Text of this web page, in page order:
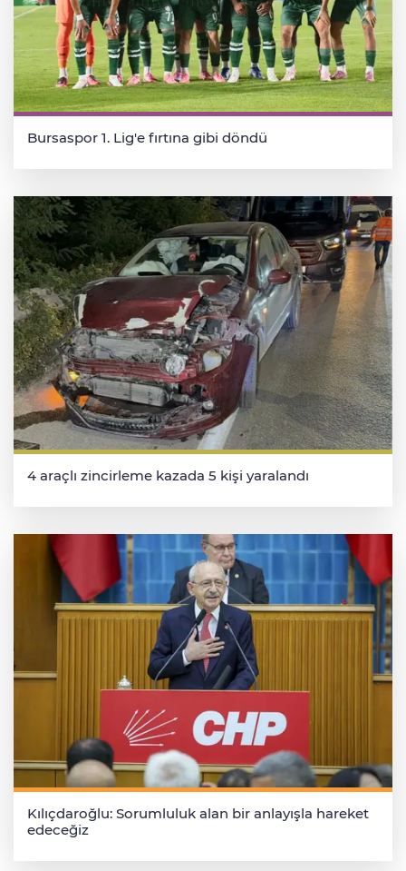
Bursaspor 1. Lig'e fırtına gibi döndü
4 araçlı zincirleme kazada 5 kişi yaralandı
Kılıçdaroğlu: Sorumluluk alan bir anlayışla hareket
edeceğiz